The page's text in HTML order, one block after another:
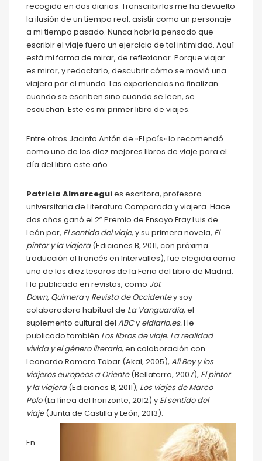
recogido en dos diarios. Transcribirlos me ha devuelto
la ilusión de un tiempo real, asistir como un personaje
a mi tiempo pasado. Nunca habría pensado que
escribir el viaje fuera un ejercicio de tal intimidad. Aquí
está mi forma de mirar, de reflexionar. Porque viajar
es mirar, y redactarlo, descubrir cómo se movió una
viajera por el mundo. Las experiencias no finalizan
cuando se escriben sino cuando se leen, se
escuchan. Este es mi primer libro de viajes.
Entre otros Jacinto Antón de «El país» lo recomendó
como uno de los diez mejores libros de viaje para el
día del libro este año.
Patricia Almarceguies escritora, profesora
universitaria de Literatura Comparada y viajera. Hace
dos años ganó el 2º Premio de Ensayo Fray Luis de
León por, El sentido del viaje,y su primera novela, El
pintor y la viajera(Ediciones B, 2011, con próxima
traducción al francés en Intervalles), fue elegida como
uno de los diez tesoros de la Feria del Libro de Madrid.
Ha publicado en revistas, como Jot
Down, Quimeray Revista de Occidentey soy
colaboradora habitual de La Vanguardia,el
suplemento cultural del ABCy eldiario.es.He
publicado también Los libros de viaje. La realidad
vivida y el género literario,en colaboración con
Leonardo Romero Tobar (Akal, 2005), Ali Bey y los
viajeros europeos a Oriente(Bellaterra, 2007), El pintor
y la viajera(Ediciones B, 2011), Los viajes de Marco
Polo(La línea del horizonte, 2012) y El sentido del
viaje(Junta de Castilla y León, 2013).
En